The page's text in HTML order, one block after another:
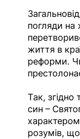
погляди на
життя в
реформи.
Так,
син –
розумів, що